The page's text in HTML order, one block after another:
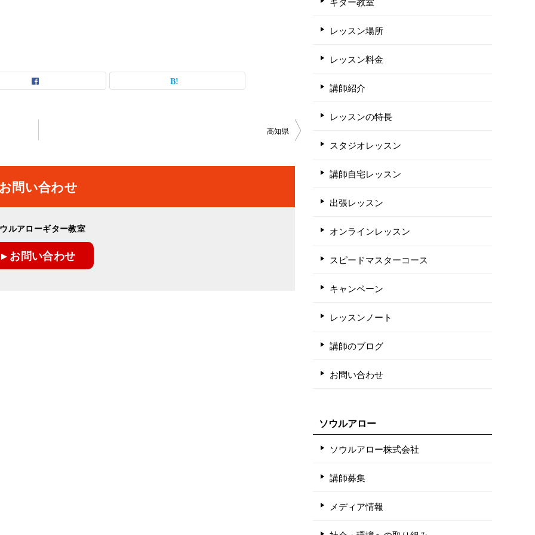
高知県
お問い合わせ
ルアローギター教室
▸ お問い合わせ
レッスン場所
レッスン料金
講師紹介
レッスンの特長
スタジオレッスン
講師自宅レッスン
出張レッスン
オンラインレッスン
スピードマスターコース
キャンペーン
レッスンノート
講師のブログ
お問い合わせ
ソウルアロー
ソウルアロー株式会社
講師募集
メディア情報